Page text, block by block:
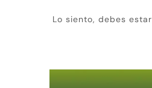
Lo siento, debes estar